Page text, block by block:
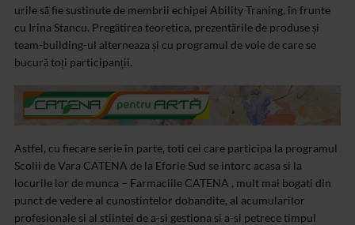
urile să fie sustinute de membrii echipei Ability Traning, în frunte
cu Irina Stancu. Pregătirea teoretica, prezentările de produse și
team-building-ul alterneaza și cu programul de voie de care se
bucură toți participanții.
Astfel, cu fiecare serie în parte, toti cei care participa la programul
Scolii de Vara CATENA de la Eforie Sud se intorc acasa si la
locurile lor de munca – Farmaciile CATENA , mult mai bogati din
punct de vedere al cunostintelor dobandite, al acumularilor
profesionale si al stiintei de a-si gestiona si a-si petrece timpul